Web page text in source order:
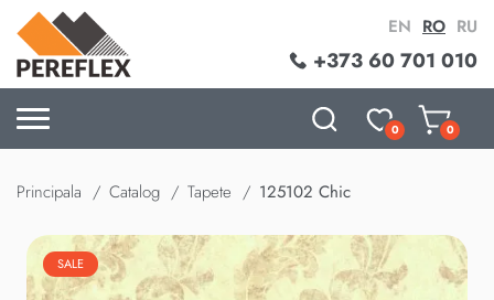
+373 60 701 010
EN RO RU
0 0
Principala Catalog Tapete 125102 Chic
SALE